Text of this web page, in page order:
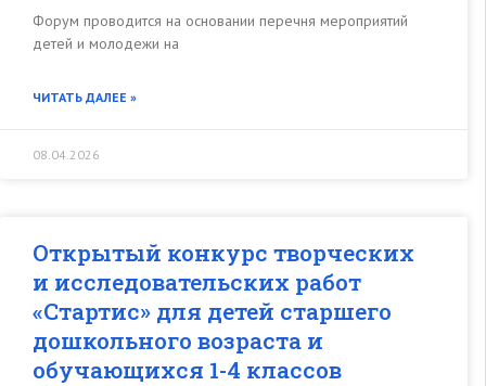
Форум проводится на основании перечня мероприятий
детей и молодежи на
ЧИТАТЬ ДАЛЕЕ »
08.04.2026
Открытый конкурс творческих
и исследовательских работ
«Стартис» для детей старшего
дошкольного возраста и
обучающихся 1-4 классов